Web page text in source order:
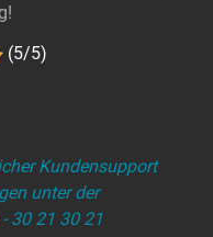
(5/5)
Kundensupport
unter der
30 21 30 21